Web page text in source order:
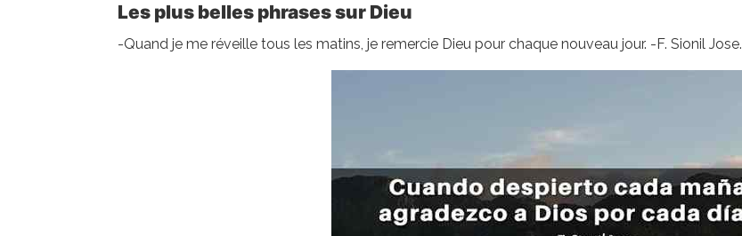
Les plus belles phrases sur Dieu
-Quand je me réveille tous les matins, je remercie Dieu pour chaque nouveau jour. -F. Sionil Jose.